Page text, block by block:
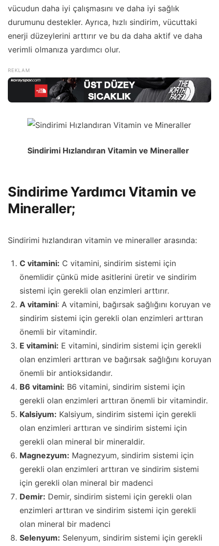
vücudun daha iyi çalışmasını ve daha iyi sağlık
durumunu destekler. Ayrıca, hızlı sindirim, vücuttaki
enerji düzeylerini arttırır ve bu da daha aktif ve daha
verimli olmanıza yardımcı olur.
Sindirimi Hızlandıran Vitamin ve Mineraller
Sindirime Yardımcı Vitamin ve
Mineraller;
Sindirimi hızlandıran vitamin ve mineraller arasında:
C vitamini: C vitamini, sindirim sistemi için
önemlidir çünkü mide asitlerini üretir ve sindirim
sistemi için gerekli olan enzimleri arttırır.
A vitamini: A vitamini, bağırsak sağlığını koruyan ve
sindirim sistemi için gerekli olan enzimleri arttıran
önemli bir vitamindir.
E vitamini: E vitamini, sindirim sistemi için gerekli
olan enzimleri arttıran ve bağırsak sağlığını koruyan
önemli bir antioksidandır.
B6 vitamini: B6 vitamini, sindirim sistemi için
gerekli olan enzimleri arttıran önemli bir vitamindir.
Kalsiyum: Kalsiyum, sindirim sistemi için gerekli
olan enzimleri arttıran ve sindirim sistemi için
gerekli olan mineral bir mineraldir.
Magnezyum: Magnezyum, sindirim sistemi için
gerekli olan enzimleri arttıran ve sindirim sistemi
için gerekli olan mineral bir madenci
Demir: Demir, sindirim sistemi için gerekli olan
enzimleri arttıran ve sindirim sistemi için gerekli
olan mineral bir madenci
Selenyum: Selenyum, sindirim sistemi için gerekli